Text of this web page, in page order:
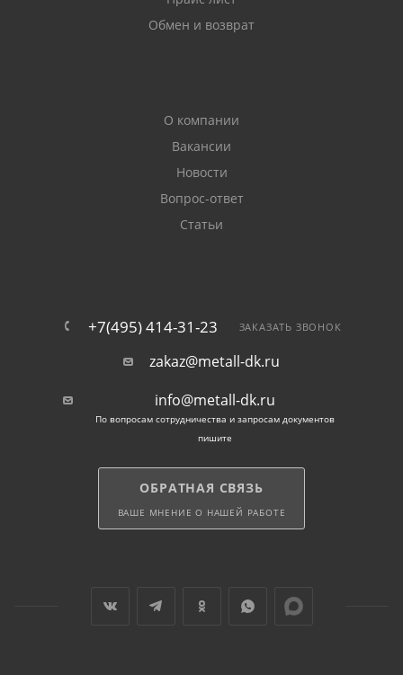
Обмен и возврат
О компании
Вакансии
Новости
Вопрос-ответ
Статьи
+7(495) 414-31-23 ЗАКАЗАТЬ ЗВОНОК
zakaz@metall-dk.ru
info@metall-dk.ru
По вопросам сотрудничества и запросам документов
пишите
ОБРАТНАЯ СВЯЗЬ
ВАШЕ МНЕНИЕ О НАШЕЙ РАБОТЕ